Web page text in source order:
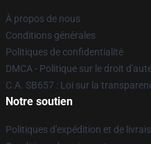
À propos de nous
Conditions générales
Politiques de confidentialité
DMCA - Politique sur le droit
C.A. SB657 : Loi sur la
Notre soutien
Politiques d'expédition et de